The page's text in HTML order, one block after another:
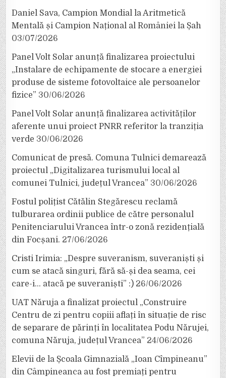
Daniel Sava, Campion Mondial la Aritmetică
Mentală și Campion Național al României la Șah
03/07/2026
Panel Volt Solar anunță finalizarea proiectului
„Instalare de echipamente de stocare a energiei
produse de sisteme fotovoltaice ale persoanelor
fizice” 30/06/2026
Panel Volt Solar anunță finalizarea activităților
aferente unui proiect PNRR referitor la tranziția
verde 30/06/2026
Comunicat de presă. Comuna Tulnici demarează
proiectul „Digitalizarea turismului local al
comunei Tulnici, județul Vrancea” 30/06/2026
Fostul polițist Cătălin Stegărescu reclamă
tulburarea ordinii publice de către personalul
Penitenciarului Vrancea într-o zonă rezidențială
din Focșani. 27/06/2026
Cristi Irimia: „Despre suveranism, suveraniști și
cum se atacă singuri, fără să-și dea seama, cei
care-i… atacă pe suveraniști” :) 26/06/2026
UAT Năruja a finalizat proiectul „Construire
Centru de zi pentru copiii aflați în situație de risc
de separare de părinți în localitatea Podu Nărujei,
comuna Năruja, județul Vrancea” 24/06/2026
Elevii de la Școala Gimnazială „Ioan Cîmpineanu”
din Câmpineanca au fost premiați pentru